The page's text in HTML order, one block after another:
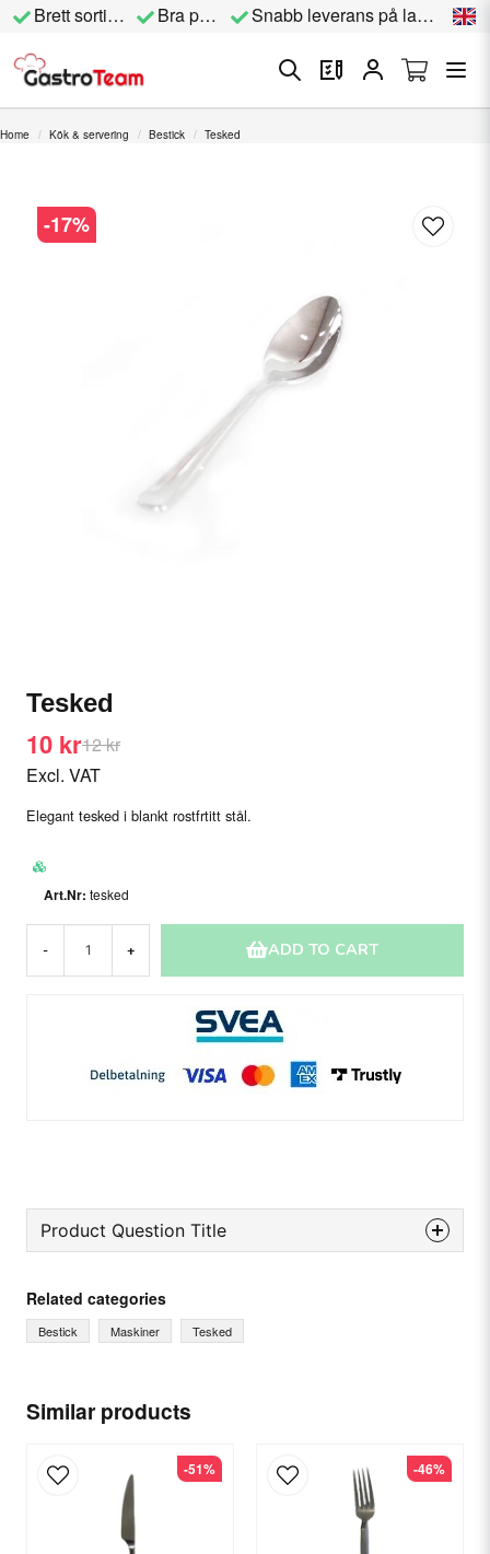
Brett sortiment Bra priser Snabb leverans på lagervara
Home Kök & servering Bestick Tesked
-17%
Tesked
12 kr
10 kr
Excl. VAT
Elegant tesked i blankt rostfrtitt stål.
tesked
- + ADD TO CART
Similar products
-51% -46%
Product Question Title
Ask us something about this product...
Name
email
Email
Related categories
Bestick Maskiner Tesked